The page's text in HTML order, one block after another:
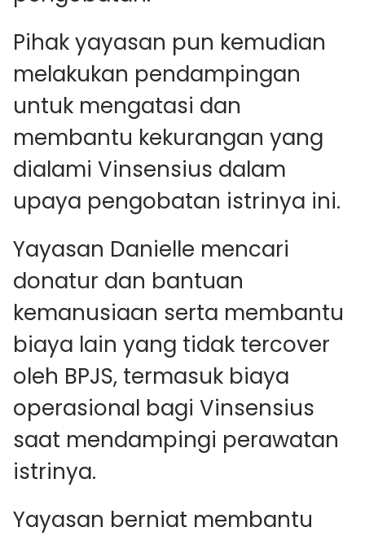
Pihak yayasan pun kemudian
melakukan pendampingan
untuk mengatasi dan
membantu kekurangan yang
dialami Vinsensius dalam
upaya pengobatan istrinya ini.
Yayasan Danielle mencari
donatur dan bantuan
kemanusiaan serta membantu
biaya lain yang tidak tercover
oleh BPJS, termasuk biaya
operasional bagi Vinsensius
saat mendampingi perawatan
istrinya.
Yayasan berniat membantu